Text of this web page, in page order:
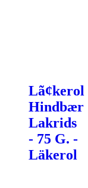
Lã¢kerol
Hindbær
Lakrids
- 75 G. -
Läkerol